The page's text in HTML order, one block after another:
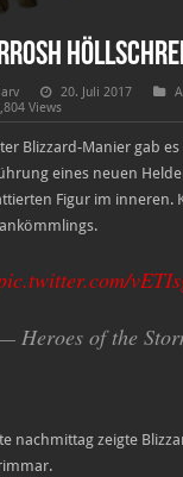
20. Juli 2017
Views
Blizzard-Manier gab
eines neuen
Figur im inneren.
Heroes of the
nachmittag zeigte